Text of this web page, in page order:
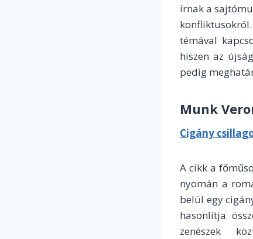
írnak a
témával
hiszen az
pedig
Munk
Cigány
A cikk a
nyomán a
belül egy
hasonlítja
zenészek